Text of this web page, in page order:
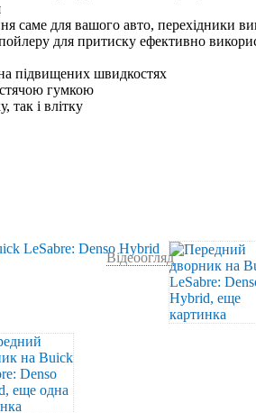
саме для вашого авто, перехідники
для притиску ефективно
підвищених швидкостях
гумкою
так і влітку
Відеоогляд